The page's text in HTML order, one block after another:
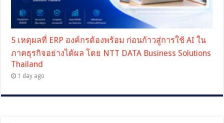
5 เหตุผลที่ ERP องค์กรต้องพร้อม ก่อนก้าวสู่การใช้ AI ใน
ภาคธุรกิจอย่างได้ผล โดย NTT DATA Business Solutions
Thailand
1 day ago